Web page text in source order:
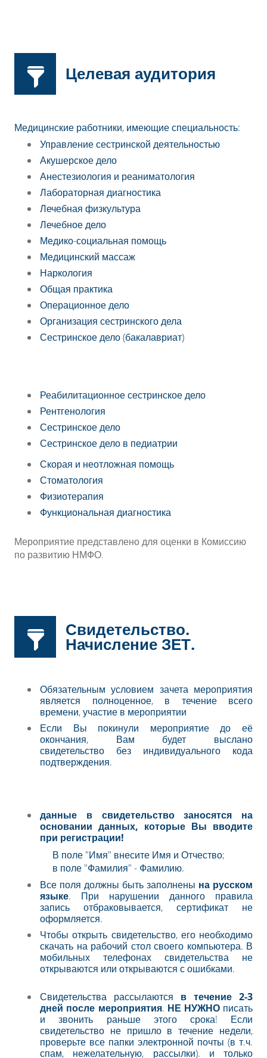
Целевая аудитория
Медицинские работники, имеющие специальность:
Управление сестринской деятельностью
Акушерское дело
Анестезиология и реаниматология
Лабораторная диагностика
Лечебная физкультура
Лечебное дело
Медико-социальная помощь
Медицинский массаж
Наркология
Общая практика
Операционное дело
Организация сестринского дела
Сестринское дело (бакалавриат)
Реабилитационное сестринское дело
Рентгенология
Сестринское дело
Сестринское дело в педиатрии
Скорая и неотложная помощь
Стоматология
Физиотерапия
Функциональная диагностика
Мероприятие представлено для оценки в Комиссию
по развитию НМФО.
Свидетельство.
Начисление ЗЕТ.
Обязательным условием зачета мероприятия
является полноценное, в течение всего
времени, участие в мероприятии
Если Вы покинули мероприятие до её
окончания, Вам будет выслано
свидетельство без индивидуального кода
подтверждения.
данные в свидетельство заносятся на
основании данных, которые Вы вводите
при регистрации!
В поле "Имя" внесите Имя и Отчество;
в поле "Фамилия" - Фамилию.
Все поля должны быть заполнены на русском
языке. При нарушении данного правила
запись отбраковывается, сертификат не
оформляется.
Чтобы открыть свидетельство, его необходимо
скачать на рабочий стол своего компьютера. В
мобильных телефонах свидетельства не
открываются или открываются с ошибками.
Свидетельства рассылаются в течение 2-3
дней после мероприятия. НЕ НУЖНОписать
и звонить раньше этого срока! Если
свидетельство не пришло в течение недели,
проверьте все папки электронной почты (в т.ч.
спам, нежелательную, рассылки). и только